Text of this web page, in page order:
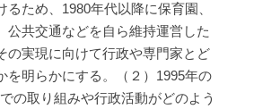
ため、1980年代以降に保育園、
公共交通などを自ら維持運営した
の実現に向けて行政や専門家とど
を明らかにする。（２）1995年の
の取り組みや行政活動がどのよう